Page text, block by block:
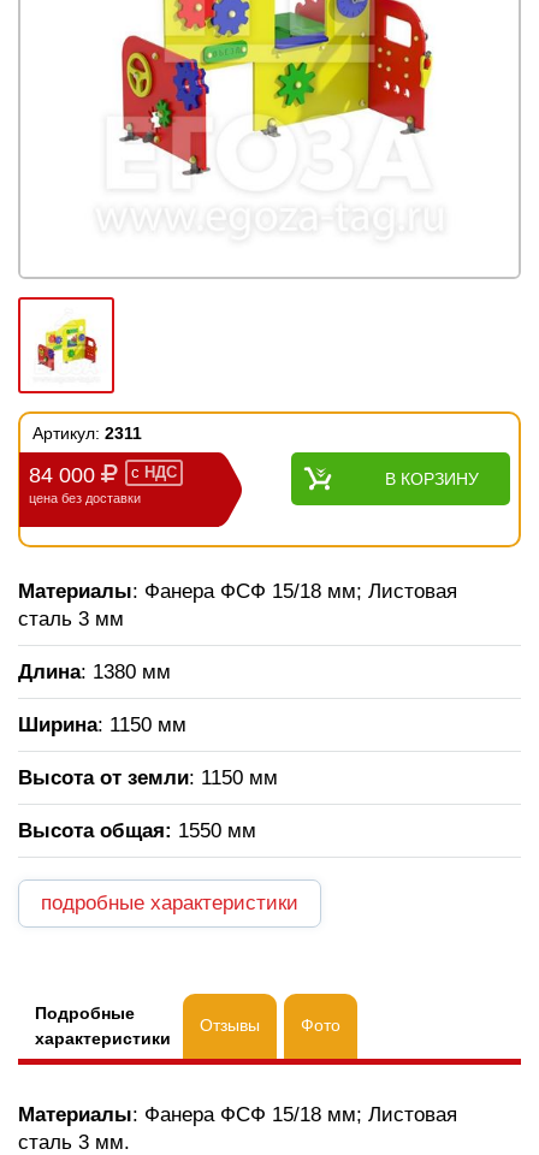
Артикул: 2311
84 000 с НДС
цена без доставки
В КОРЗИНУ
Материалы: Фанера ФСФ 15/18 мм; Листовая
сталь 3 мм
Длина: 1380 мм
Ширина: 1150 мм
Высота от земли: 1150 мм
Высота общая: 1550 мм
подробные характеристики
Подробные
характеристики
Отзывы Фото
Материалы: Фанера ФСФ 15/18 мм; Листовая
сталь 3 мм.